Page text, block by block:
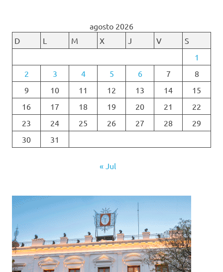
agosto 2026
D
L M X J V
S
1
2
3 4 5 6 7
8
9
10 11 12 13 14
15
16
17 18 19 20 21
22
23
24 25 26 27 28
29
30
31
« Jul